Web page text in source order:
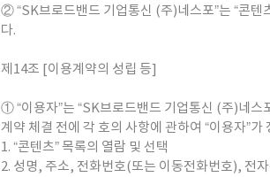
② “SK브로드밴드 기업통신 (주)네스포”는 “콘텐
다.
제14조 [이용계약의 성립 등]
① “이용자”는 “SK브로드밴드 기업통신 (주)네스
계약 체결 전에 각 호의 사항에 관하여 “이용자”
1. “콘텐츠” 목록의 열람 및 선택
2. 성명, 주소, 전화번호(또는 이동전화번호), 전